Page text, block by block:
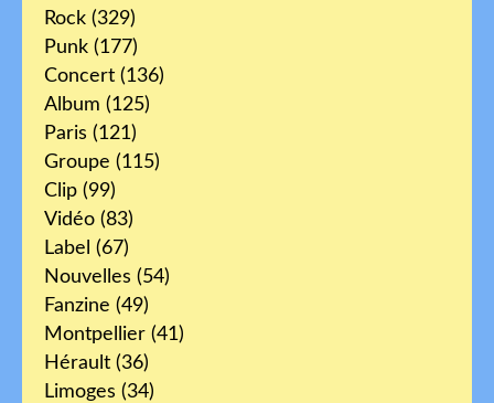
Rock (329)
Punk (177)
Concert (136)
Album (125)
Paris (121)
Groupe (115)
Clip (99)
Vidéo (83)
Label (67)
Nouvelles (54)
Fanzine (49)
Montpellier (41)
Hérault (36)
Limoges (34)